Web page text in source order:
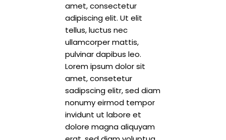
amet, consectetur
adipiscing elit. Ut elit
tellus, luctus nec
ullamcorper mattis,
pulvinar dapibus leo.
Lorem ipsum dolor sit
amet, consetetur
sadipscing elitr, sed diam
nonumy eirmod tempor
invidunt ut labore et
dolore magna aliquyam